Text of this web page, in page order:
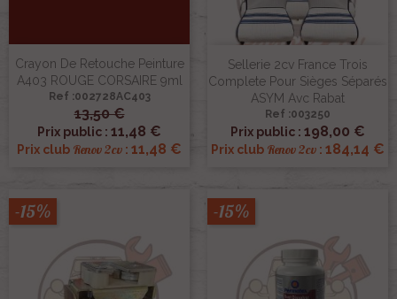
Crayon De Retouche Peinture
A403 ROUGE CORSAIRE 9ml
Ref :002728AC403
13,50 €
Prix public : 11,48 €
Prix club Renov 2cv : 11,48 €
Sellerie 2cv France Trois
Complete Pour Sièges Séparés
ASYM Avc Rabat
Ref :003250
Prix public : 198,00 €
Prix club Renov 2cv : 184,14 €
-15% -15%